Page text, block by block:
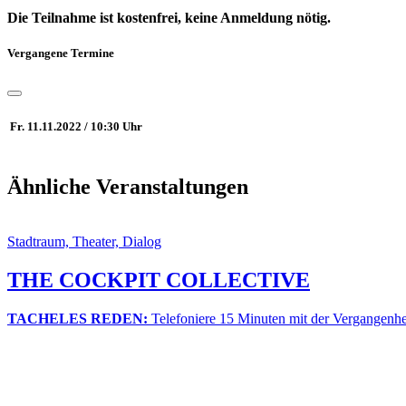
Die Teilnahme ist kostenfrei, keine Anmeldung nötig.
Vergangene Termine
Fr. 11.11.2022 / 10:30 Uhr
Ähnliche Veranstaltungen
Stadtraum, Theater, Dialog
THE COCKPIT COLLECTIVE
TACHELES REDEN: Telefoniere 15 Minuten mit der